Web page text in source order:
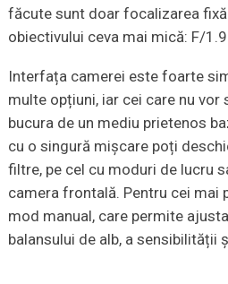
făcute sunt doar focalizarea
obiectivului ceva mai mică: F/1.9.
Interfața camerei este foarte
multe opțiuni, iar cei care nu vor
bucura de un mediu prietenos
cu o singură mișcare poți
filtre, pe cel cu moduri de lucru
camera frontală. Pentru cei mai
mod manual, care permite
balansului de alb, a sensibilității